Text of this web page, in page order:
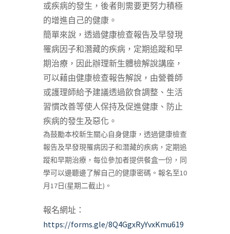
或疾病的發生，後者則需要更努力積極
的增進自己的健康。
簡單來說，透過健康檢查報告及早發現
罹病因子和潛藏的疾病，定期追蹤和早
期治療，因此辦理新生體檢解說講座，
可以藉由健康檢查報告解說，由營養師
或護理師給予建議透過飲食調整、生活
習慣改善等使人保持及促進健康、防止
疾病的發生及惡化。
為鼓勵本校新生關心自身健康，透過健康檢查
報告及早發現罹病因子和潛藏的疾病，定期追
蹤和早期治療，每位參加者提供餐盒一份，同
學可以邊聽邊了解自己的健康密碼。報名至10
月17日(星期二截止)。
報名網址：
https://forms.gle/8Q4GgxRyYvxKmu619